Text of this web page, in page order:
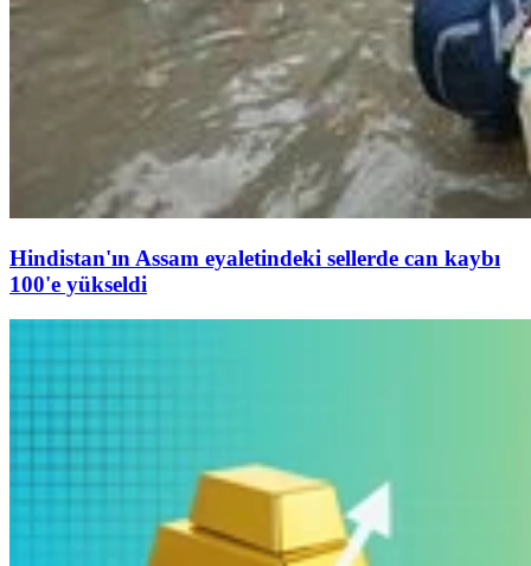
Hindistan'ın Assam eyaletindeki sellerde can kaybı
100'e yükseldi